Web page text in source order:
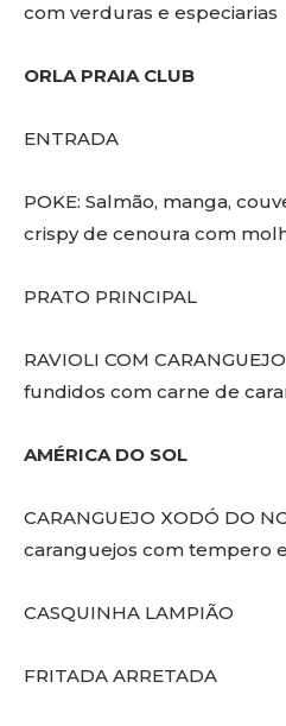
com verduras e especiarias
ORLA PRAIA CLUB
ENTRADA
POKE: Salmão, manga,
crispy de cenoura com
PRATO PRINCIPAL
RAVIOLI COM
fundidos com carne de
AMÉRICA DO SOL
CARANGUEJO XODÓ DO
caranguejos com tempero
CASQUINHA LAMPIÃO
FRITADA ARRETADA